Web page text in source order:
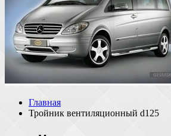
Главная
Тройник вентиляционный d125